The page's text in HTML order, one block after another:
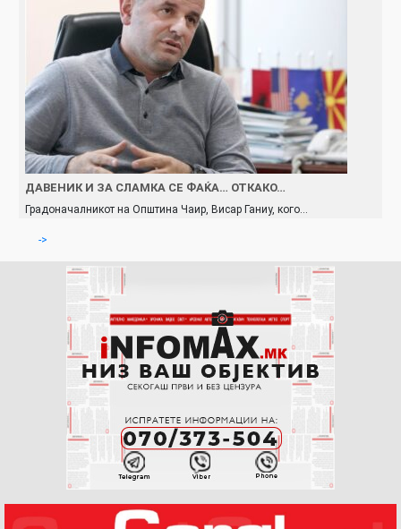
ДАВЕНИК И ЗА СЛАМКА СЕ ФАЌА… ОТКАКО…
Градоначалникот на Општина Чаир, Висар Ганиу, кого…
->